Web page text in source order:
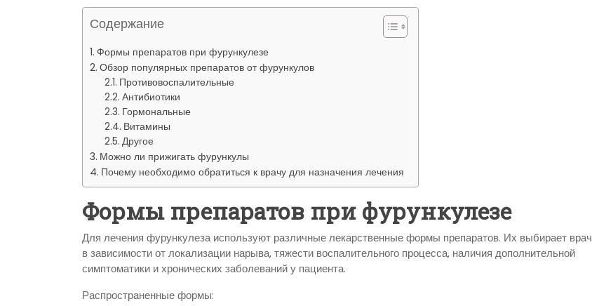
Содержание
Формы препаратов при фурункулезе
Обзор популярных препаратов от фурункулов
Противовоспалительные
Антибиотики
Гормональные
Витамины
Другое
Можно ли прижигать фурункулы
Почему необходимо обратиться к врачу для назначения лечения
Формы препаратов при фурункулезе
Для лечения фурункулеза используют различные лекарственные формы препаратов. Их выбирает врач
в зависимости от локализации нарыва, тяжести воспалительного процесса, наличия дополнительной
симптоматики и хронических заболеваний у пациента.
Распространенные формы: